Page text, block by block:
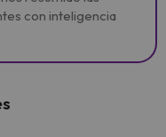
con inteligencia